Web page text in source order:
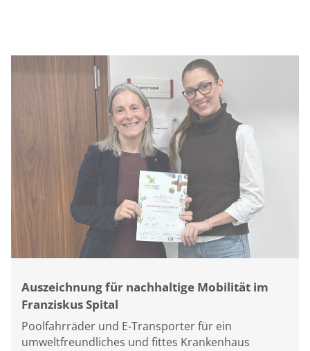
Auszeichnung für nachhaltige Mobilität im
Franziskus Spital
Poolfahrräder und E-Transporter für ein
umweltfreundliches und fittes Krankenhaus